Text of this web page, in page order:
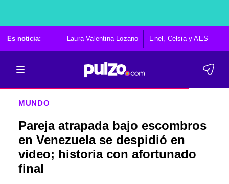
Es noticia: Laura Valentina Lozano Enel, Celsia y AES
MUNDO
Pareja atrapada bajo escombros
en Venezuela se despidió en
video; historia con afortunado
final